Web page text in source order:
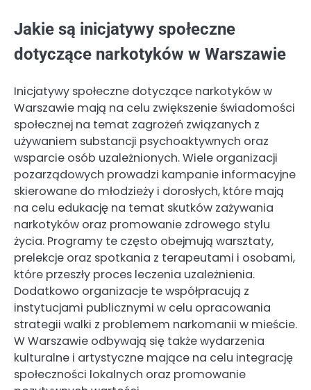
Jakie są inicjatywy społeczne
dotyczące narkotyków w Warszawie
Inicjatywy społeczne dotyczące narkotyków w
Warszawie mają na celu zwiększenie świadomości
społecznej na temat zagrożeń związanych z
używaniem substancji psychoaktywnych oraz
wsparcie osób uzależnionych. Wiele organizacji
pozarządowych prowadzi kampanie informacyjne
skierowane do młodzieży i dorosłych, które mają
na celu edukację na temat skutków zażywania
narkotyków oraz promowanie zdrowego stylu
życia. Programy te często obejmują warsztaty,
prelekcje oraz spotkania z terapeutami i osobami,
które przeszły proces leczenia uzależnienia.
Dodatkowo organizacje te współpracują z
instytucjami publicznymi w celu opracowania
strategii walki z problemem narkomanii w mieście.
W Warszawie odbywają się także wydarzenia
kulturalne i artystyczne mające na celu integrację
społeczności lokalnych oraz promowanie